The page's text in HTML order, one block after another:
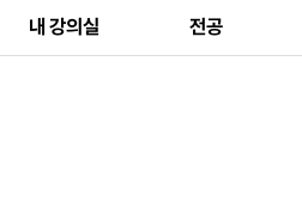
내 강의실 전공